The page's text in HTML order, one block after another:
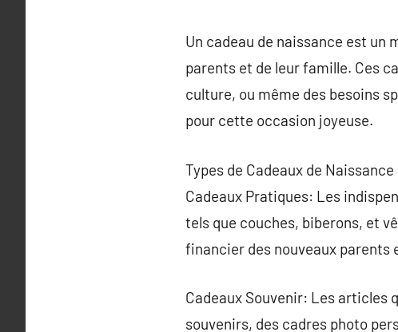
Un cadeau de naissance est un
parents et de leur famille. Ces
culture, ou même des besoins
pour cette occasion joyeuse.
Types de Cadeaux de Naissance
Cadeaux Pratiques: Les
tels que couches, biberons, et
financier des nouveaux parents
Cadeaux Souvenir: Les articles
souvenirs, des cadres photo